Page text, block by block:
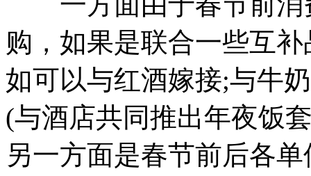
购，如果是联合一些互
如可以与红酒嫁接;与牛
(与酒店共同推出年夜饭
另一方面是春节前后各